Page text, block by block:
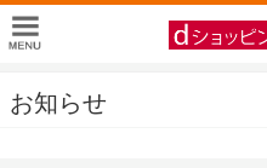
お知らせ